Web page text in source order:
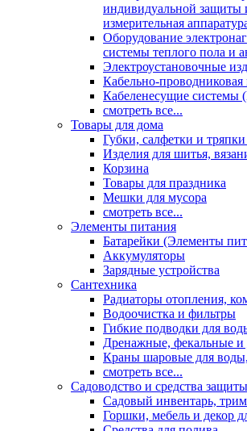
индивидуальной защиты
измерительная
Оборудование
системы теплого пола и
Электроустановочные
Кабельно-
Кабеленесущие
смотреть все...
Товары для дома
Губки, салфетки и
Изделия для шитья,
Корзина
Товары для праздника
Мешки для мусора
смотреть все...
Элементы питания
Батарейки (Элементы
Аккумуляторы
Зарядные устройства
Сантехника
Радиаторы отопления,
Водоочистка и фильтры
Гибкие подводки для
Дренажные, фекальные и
Краны шаровые для воды,
смотреть все...
Садоводство и средства
Садовый инвентарь,
Горшки, мебель и декор